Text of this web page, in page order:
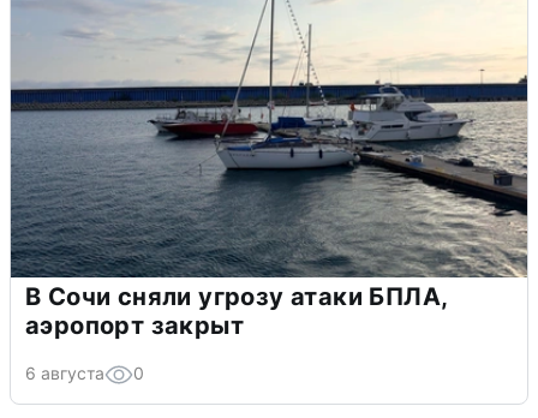
В Сочи сняли угрозу атаки БПЛА,
аэропорт закрыт
6 августа 0